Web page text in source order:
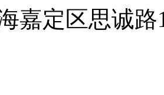
嘉定区思诚